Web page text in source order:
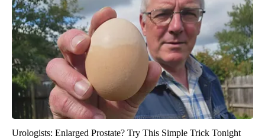
Urologists: Enlarged Prostate? Try This Simple Trick Tonight